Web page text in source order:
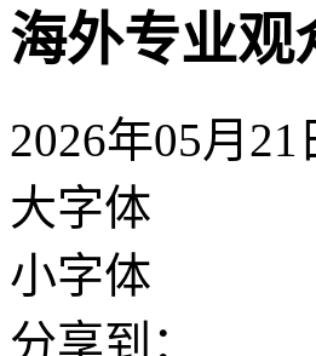
海外专业观
2026年05月
大字体
小字体
分享到：